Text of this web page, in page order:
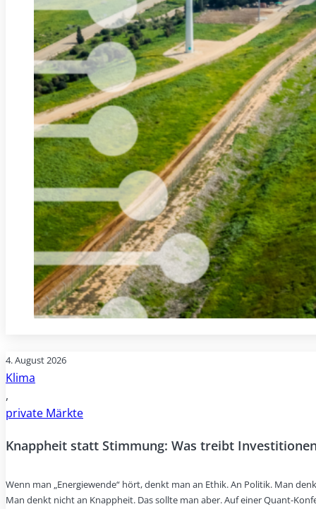
4. August 2026
Klima
,
private Märkte
Knappheit statt Stimmung: Was treibt
Wenn man „Energiewende“ hört, denkt man an Ethik. An Politik. Man
Man denkt nicht an Knappheit. Das sollte man aber. Auf einer Quant-